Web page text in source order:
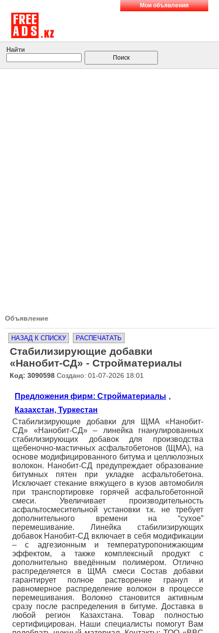
Мои объявления
Найти
Объявление
НАЗАД К СПИСКУ РАСПЕЧАТАТЬ
Стабилизирующие добавки
«Нанобит-СД» - Стройматериалы
Код: 3090598 Создано: 01-07-2026 18:01
Предложения фирм: Стройматериалы ,
Казахстан, Туркестан
Стабилизирующие добавки для ЩМА «Нанобит-
СД» «Нанобит-СД» – линейка гнанулированных
стабилизирующих добавок для производства
щебеночно-мастичных асфальтобетонов (ЩМА), на
основе модифицированного битума и целлюлозных
волокон. Нанобит-СД предупреждает образование
битумных пятен при укладке асфальтобетона.
Исключает стекание вяжущего в кузов автомобиля
при транспортировке горячей асфальтобетонной
смеси. Увеличивает производительность
асфальтосмесительной установки т.к. не требует
дополнительного времени на “сухое”
перемешивание. Линейка стабилизирующих
добавок Нанобит-СД включает в себя модификации
– с адгезионным и температуропонижающим
эффектом, а также комплексный продукт с
дополнительно введённым полимером. Отлично
распределяется в ЩМА смеси Состав добавки
гарантирует полное растворение гранул и
равномерное распределение волокон в процессе
перемешивания. Волокно становится активным
сразу после распределения в битуме. Доставка в
любой регион Казахстана. Товар полностью
сертифицирован. Наши специалисты помогут Вам